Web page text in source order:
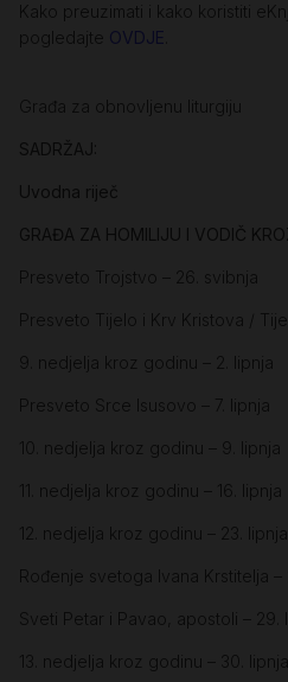
Kako preuzimati i kako koristiti
pogledajte OVDJE
Građa za obnovljenu liturgiju
SADRŽAJ:
Uvodna riječ
GRAĐA ZA HOMILIJU I VODIČ
Presveto Trojstvo – 26. svibnja
Presveto Tijelo i Krv Kristova /
9. nedjelja kroz godinu – 2. lipnja
Presveto Srce Isusovo – 7. lipnja
10. nedjelja kroz godinu – 9. lipnja
11. nedjelja kroz godinu – 16. lipnja
12. nedjelja kroz godinu – 23. lipnja
Rođenje svetoga Ivana Krstitelja –
Sveti Petar i Pavao, apostoli – 29.
13. nedjelja kroz godinu – 30. lipnja